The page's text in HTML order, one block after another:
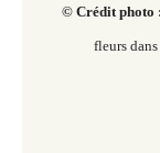
© Crédit photo :
fleurs